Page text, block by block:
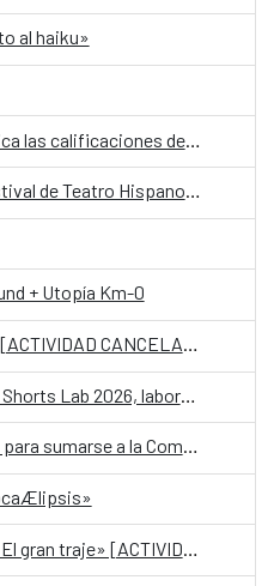
al haiku»
El Instituto Cervantes publica las calificaciones de los exámenes DELE del pasado noviembre
Convocatoria para el IX Festival de Teatro Hispanosalvadoreño
+ Utopía Km-0
Teatro: «Hojitas de laurel» [ACTIVIDAD CANCELADA]
Abre la convocatoria de CR Shorts Lab 2026, laboratorio de desarrollo de cortometraje
IBERESCENA abre llamado para sumarse a la Comisión Consultiva de las Artes Escénicas Iberoamericanas